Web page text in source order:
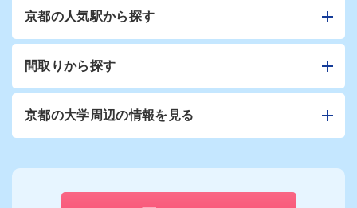
京都の人気駅から探す
間取りから探す
京都の大学周辺の情報を見る